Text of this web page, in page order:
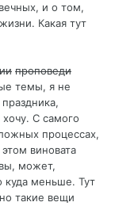
и о том,
Какая тут
проповеди
темы, я не
хочу. С самого
процессах,
виновата
может,
куда меньше. Тут
такие вещи